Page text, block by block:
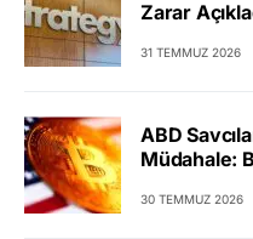
Zarar
31 TEMMUZ 2026
ABD
Müdahale:
30 TEMMUZ 2026